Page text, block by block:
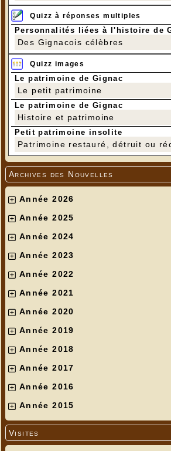
Quizz à réponses multiples
Personnalités liées à l'histoire de
Des Gignacois célèbres
Quizz images
Le patrimoine de Gignac
Le petit patrimoine
Le patrimoine de Gignac
Histoire et patrimoine
Petit patrimoine insolite
Patrimoine restauré, détruit ou
Archives des Nouvelles
Année 2026
Année 2025
Année 2024
Année 2023
Année 2022
Année 2021
Année 2020
Année 2019
Année 2018
Année 2017
Année 2016
Année 2015
Visites